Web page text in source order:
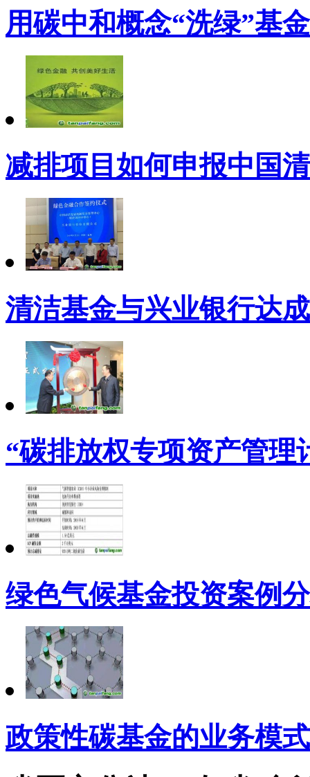
用碳中和概念“洗绿”基
减排项目如何申报中国
清洁基金与兴业银行达
“碳排放权专项资产管理
绿色气候基金投资案例
政策性碳基金的业务模